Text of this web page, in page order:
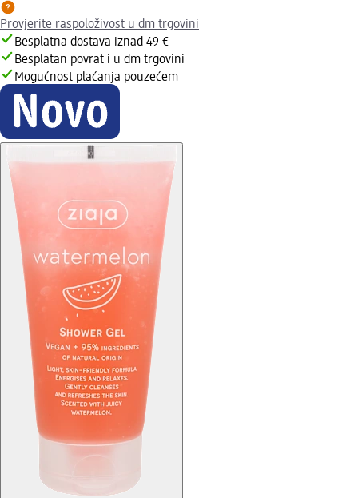
Provjerite raspoloživost u dm trgovini
Besplatna dostava iznad 49 €
Besplatan povrat i u dm trgovini
Mogućnost plaćanja pouzećem